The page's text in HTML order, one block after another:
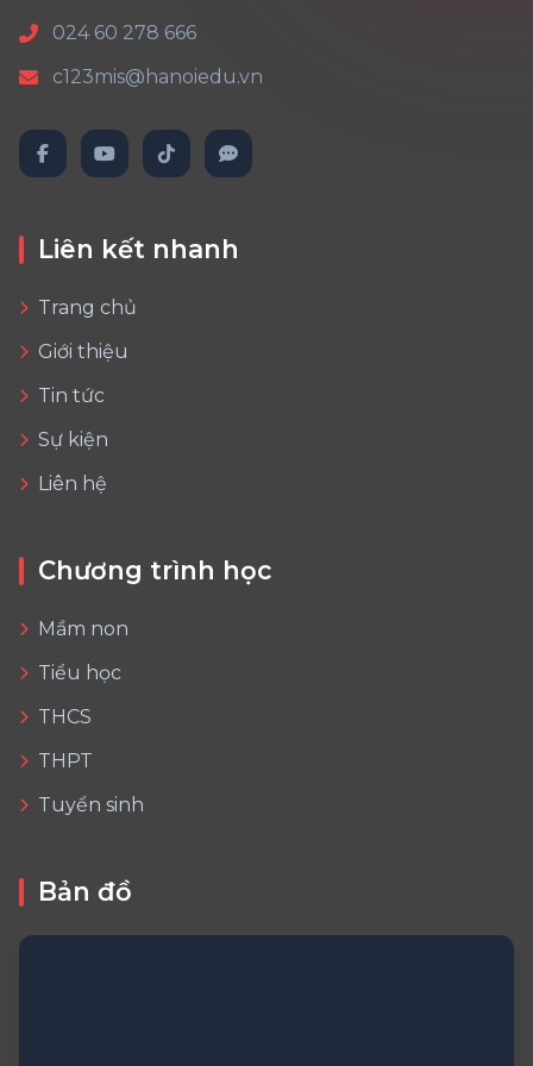
024 60 278 666
c123mis@hanoiedu.vn
Liên kết nhanh
Trang chủ
Giới thiệu
Tin tức
Sự kiện
Liên hệ
Chương trình học
Mầm non
Tiểu học
THCS
THPT
Tuyển sinh
Bản đồ